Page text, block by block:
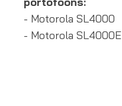
- Motorola SL4000
- Motorola SL4000E